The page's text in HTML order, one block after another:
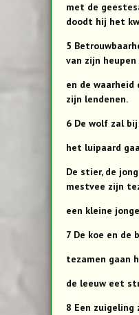
met de
doodt hij het
5
van zijn heupen
en de waarheid
zijn lendenen.
6 De wolf zal
het luipaard
De stier, de
mestvee zijn
een kleine
7 De koe en de
tezamen gaan
de leeuw eet
8 Een